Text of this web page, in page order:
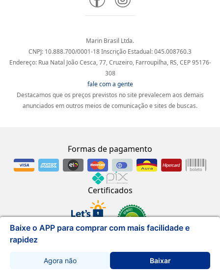
Baixe o APP para comprar com mais facilidade e
rapidez
Agora não Baixar
Marin Brasil Ltda.
CNPJ: 10.888.700/0001-18 Inscrição Estadual: 045.008760.3
Endereço: Rua Natal João Cesca, 77, Cruzeiro, Farroupilha, RS, CEP 95176-
308
fale com a gente
Destacamos que os preços previstos no site prevalecem aos demais
anunciados em outros meios de comunicação e sites de buscas.
Formas de pagamento
Certificados